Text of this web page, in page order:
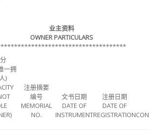
业主资料
OWNER PARTICULARS
一拥
)
注册摘要
编号
MEMORIAL
NO.
文书日期
DATE OF
INSTRUMENT
注册日期
DATE OF
REGISTRATION